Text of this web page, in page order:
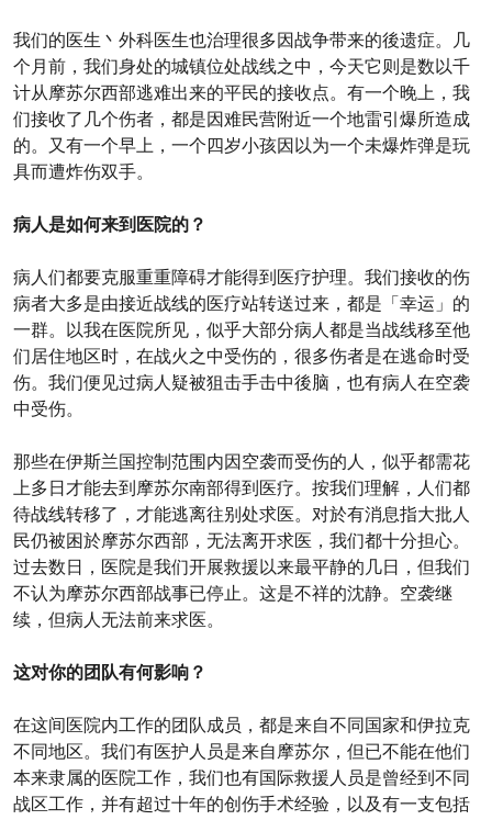
我们的医生丶外科医生也治理很多因战争带来的後遗症。几
个月前，我们身处的城镇位处战线之中，今天它则是数以千
计从摩苏尔西部逃难出来的平民的接收点。有一个晚上，我
们接收了几个伤者，都是因难民营附近一个地雷引爆所造成
的。又有一个早上，一个四岁小孩因以为一个未爆炸弹是玩
具而遭炸伤双手。
病人是如何来到医院的？
病人们都要克服重重障碍才能得到医疗护理。我们接收的伤
病者大多是由接近战线的医疗站转送过来，都是「幸运」的
一群。以我在医院所见，似乎大部分病人都是当战线移至他
们居住地区时，在战火之中受伤的，很多伤者是在逃命时受
伤。我们便见过病人疑被狙击手击中後脑，也有病人在空袭
中受伤。
那些在伊斯兰国控制范围内因空袭而受伤的人，似乎都需花
上多日才能去到摩苏尔南部得到医疗。按我们理解，人们都
待战线转移了，才能逃离往别处求医。对於有消息指大批人
民仍被困於摩苏尔西部，无法离开求医，我们都十分担心。
过去数日，医院是我们开展救援以来最平静的几日，但我们
不认为摩苏尔西部战事已停止。这是不祥的沈静。空袭继
续，但病人无法前来求医。
这对你的团队有何影响？
在这间医院内工作的团队成员，都是来自不同国家和伊拉克
不同地区。我们有医护人员是来自摩苏尔，但已不能在他们
本来隶属的医院工作，我们也有国际救援人员是曾经到不同
战区工作，并有超过十年的创伤手术经验，以及有一支包括